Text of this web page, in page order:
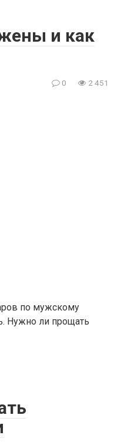
и как
0 2 451
по мужскому
Нужно ли прощать